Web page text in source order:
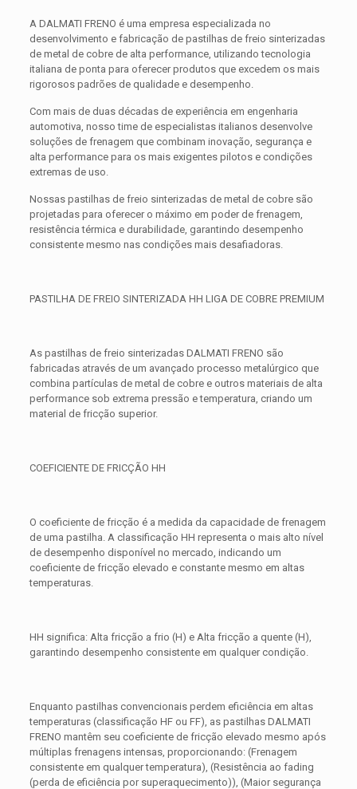
A DALMATI FRENO é uma empresa especializada no
desenvolvimento e fabricação de pastilhas de freio sinterizadas
de metal de cobre de alta performance, utilizando tecnologia
italiana de ponta para oferecer produtos que excedem os mais
rigorosos padrões de qualidade e desempenho.
Com mais de duas décadas de experiência em engenharia
automotiva, nosso time de especialistas italianos desenvolve
soluções de frenagem que combinam inovação, segurança e
alta performance para os mais exigentes pilotos e condições
extremas de uso.
Nossas pastilhas de freio sinterizadas de metal de cobre são
projetadas para oferecer o máximo em poder de frenagem,
resistência térmica e durabilidade, garantindo desempenho
consistente mesmo nas condições mais desafiadoras.
PASTILHA DE FREIO SINTERIZADA HH LIGA DE COBRE PREMIUM
As pastilhas de freio sinterizadas DALMATI FRENO são
fabricadas através de um avançado processo metalúrgico que
combina partículas de metal de cobre e outros materiais de alta
performance sob extrema pressão e temperatura, criando um
material de fricção superior.
COEFICIENTE DE FRICÇÃO HH
O coeficiente de fricção é a medida da capacidade de frenagem
de uma pastilha. A classificação HH representa o mais alto nível
de desempenho disponível no mercado, indicando um
coeficiente de fricção elevado e constante mesmo em altas
temperaturas.
HH significa: Alta fricção a frio (H) e Alta fricção a quente (H),
garantindo desempenho consistente em qualquer condição.
Enquanto pastilhas convencionais perdem eficiência em altas
temperaturas (classificação HF ou FF), as pastilhas DALMATI
FRENO mantêm seu coeficiente de fricção elevado mesmo após
múltiplas frenagens intensas, proporcionando: (Frenagem
consistente em qualquer temperatura), (Resistência ao fading
(perda de eficiência por superaquecimento)), (Maior segurança